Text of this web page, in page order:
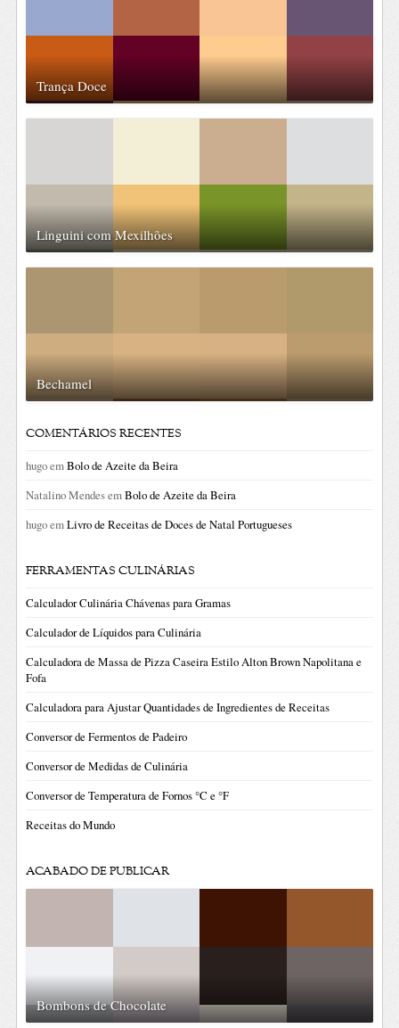
Trança Doce
Linguini com Mexilhões
Bechamel
COMENTÁRIOS RECENTES
hugoemBolo de Azeite da Beira
Natalino MendesemBolo de Azeite da Beira
hugoemLivro de Receitas de Doces de Natal Portugueses
FERRAMENTAS CULINÁRIAS
Calculador Culinária Chávenas para Gramas
Calculador de Líquidos para Culinária
Calculadora de Massa de Pizza Caseira Estilo Alton Brown Napolitana e
Fofa
Calculadora para Ajustar Quantidades de Ingredientes de Receitas
Conversor de Fermentos de Padeiro
Conversor de Medidas de Culinária
Conversor de Temperatura de Fornos °C e °F
Receitas do Mundo
ACABADO DE PUBLICAR
Bombons de Chocolate